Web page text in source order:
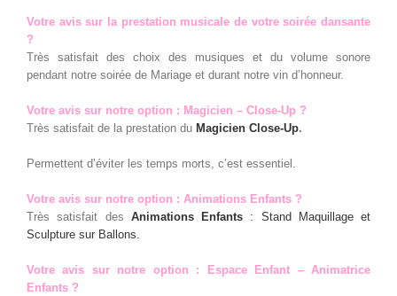
Votre avis sur la prestation musicale de votre soirée dansante
?
Très satisfait des choix des musiques et du volume sonore
pendant notre soirée de Mariage et durant notre vin d’honneur.
Votre avis sur notre option : Magicien – Close-Up ?
Très satisfait de la prestation du Magicien Close-Up.
Permettent d’éviter les temps morts, c’est essentiel.
Votre avis sur notre option : Animations Enfants ?
Très satisfait des Animations Enfants : Stand Maquillage et
Sculpture sur Ballons.
Votre avis sur notre option : Espace Enfant – Animatrice
Enfants ?